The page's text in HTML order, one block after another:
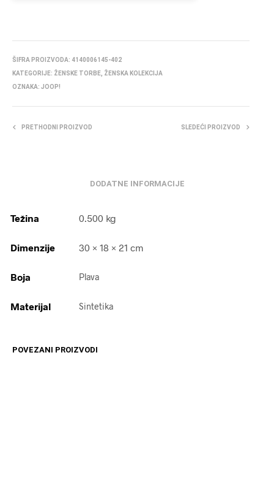
ŠIFRA PROIZVODA: 4140006145-402
KATEGORIJE: ŽENSKE TORBE ŽENSKA KOLEKCIJA
OZNAKA: JOOP!
PRETHODNI PROIZVOD SLEDEĆI PROIZVOD
DODATNE INFORMACIJE
Težina 0.500 kg
Dimenzije 30 × 18 × 21 cm
Boja Plava
Materijal Sintetika
POVEZANI PROIZVODI